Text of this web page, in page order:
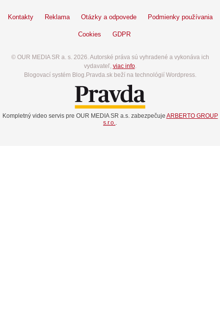
Kontakty Reklama Otázky a odpovede Podmienky používania
Cookies GDPR
© OUR MEDIA SR a. s. 2026. Autorské práva sú vyhradené a vykonáva ich
vydavateľ, viac info.
Blogovací systém Blog.Pravda.sk beží na technológií Wordpress.
Kompletný video servis pre OUR MEDIA SR a.s. zabezpečuje ARBERTO GROUP
s.r.o.